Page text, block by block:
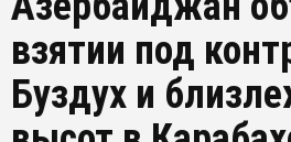
взятии под
Буздух и